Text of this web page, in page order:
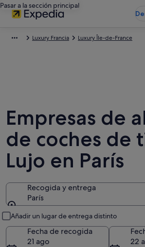
Pasar a la sección principal
Luxury Francia Luxury Île-de-France
Empresas de
de coches de
Lujo en París
Recogida y entrega
París
Añadir un lugar de entrega distinto
Fecha de recogida
21 ago
22